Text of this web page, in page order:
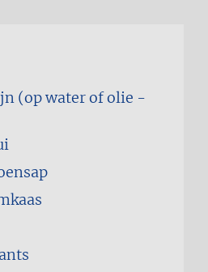
(op water of olie -